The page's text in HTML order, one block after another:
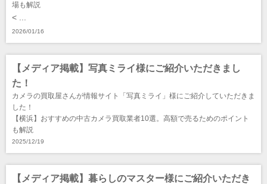
場も解説
< ...
2026/01/16
【メディア掲載】写真ミライ様にご紹介いただきまし
た！
カメラの買取屋さんが情報サイト「写真ミライ」様にご紹介していただきま
した！
【横浜】おすすめの中古カメラ買取業者10選。高額で売るためのポイント
も解説
2025/12/19
【メディア掲載】暮らしのマスター様にご紹介いただき